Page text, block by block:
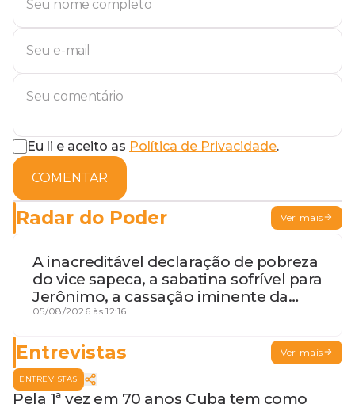
Eu li e aceito as Política de Privacidade.
COMENTAR
Radar do Poder Ver mais
A inacreditável declaração de pobreza
do vice sapeca, a sabatina sofrível para
Jerônimo, a cassação iminente da
desembargadora e a vaga do Quinto
05/08/2026 às 12:16
Entrevistas Ver mais
ENTREVISTAS
Pela 1ª vez em 70 anos Cuba tem como